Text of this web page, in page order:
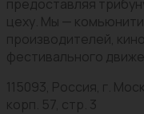
предоставляя
цеху. Мы —
производителей,
фестивального
115093, Россия, г.
корп. 57, стр. 3